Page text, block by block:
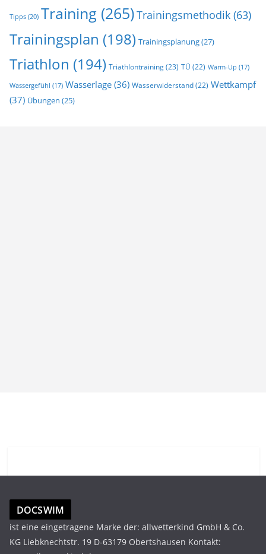
Tipps (20) Training (265)Trainingsmethodik (63)
Trainingsplan (198) Trainingsplanung(27)
Triathlon (194) Triathlontraining(23) TÜ (22) Warm-Up (17)
Wassergefühl (17) Wasserlage (36) Wasserwiderstand(22) Wettkampf
(37) Übungen (25)
DOCSWIM
ist eine eingetragene Marke der: allwetterkind GmbH & Co.
KG Liebknechtstr. 19 D-63179 Obertshausen Kontakt: